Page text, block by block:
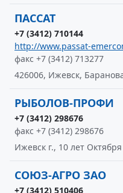
ПАССАТ
+7 (3412) 710144
http://www.passat-
факс +7 (3412) 713277
426006, Ижевск,
РЫБОЛОВ-ПРОФИ
+7 (3412) 298676
факс +7 (3412) 298676
Ижевск г., 10 лет
СОЮЗ-АГРО ЗАО
+7 (3412) 510406